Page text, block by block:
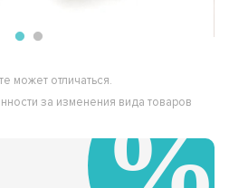
может отличаться.
за изменения вида товаров